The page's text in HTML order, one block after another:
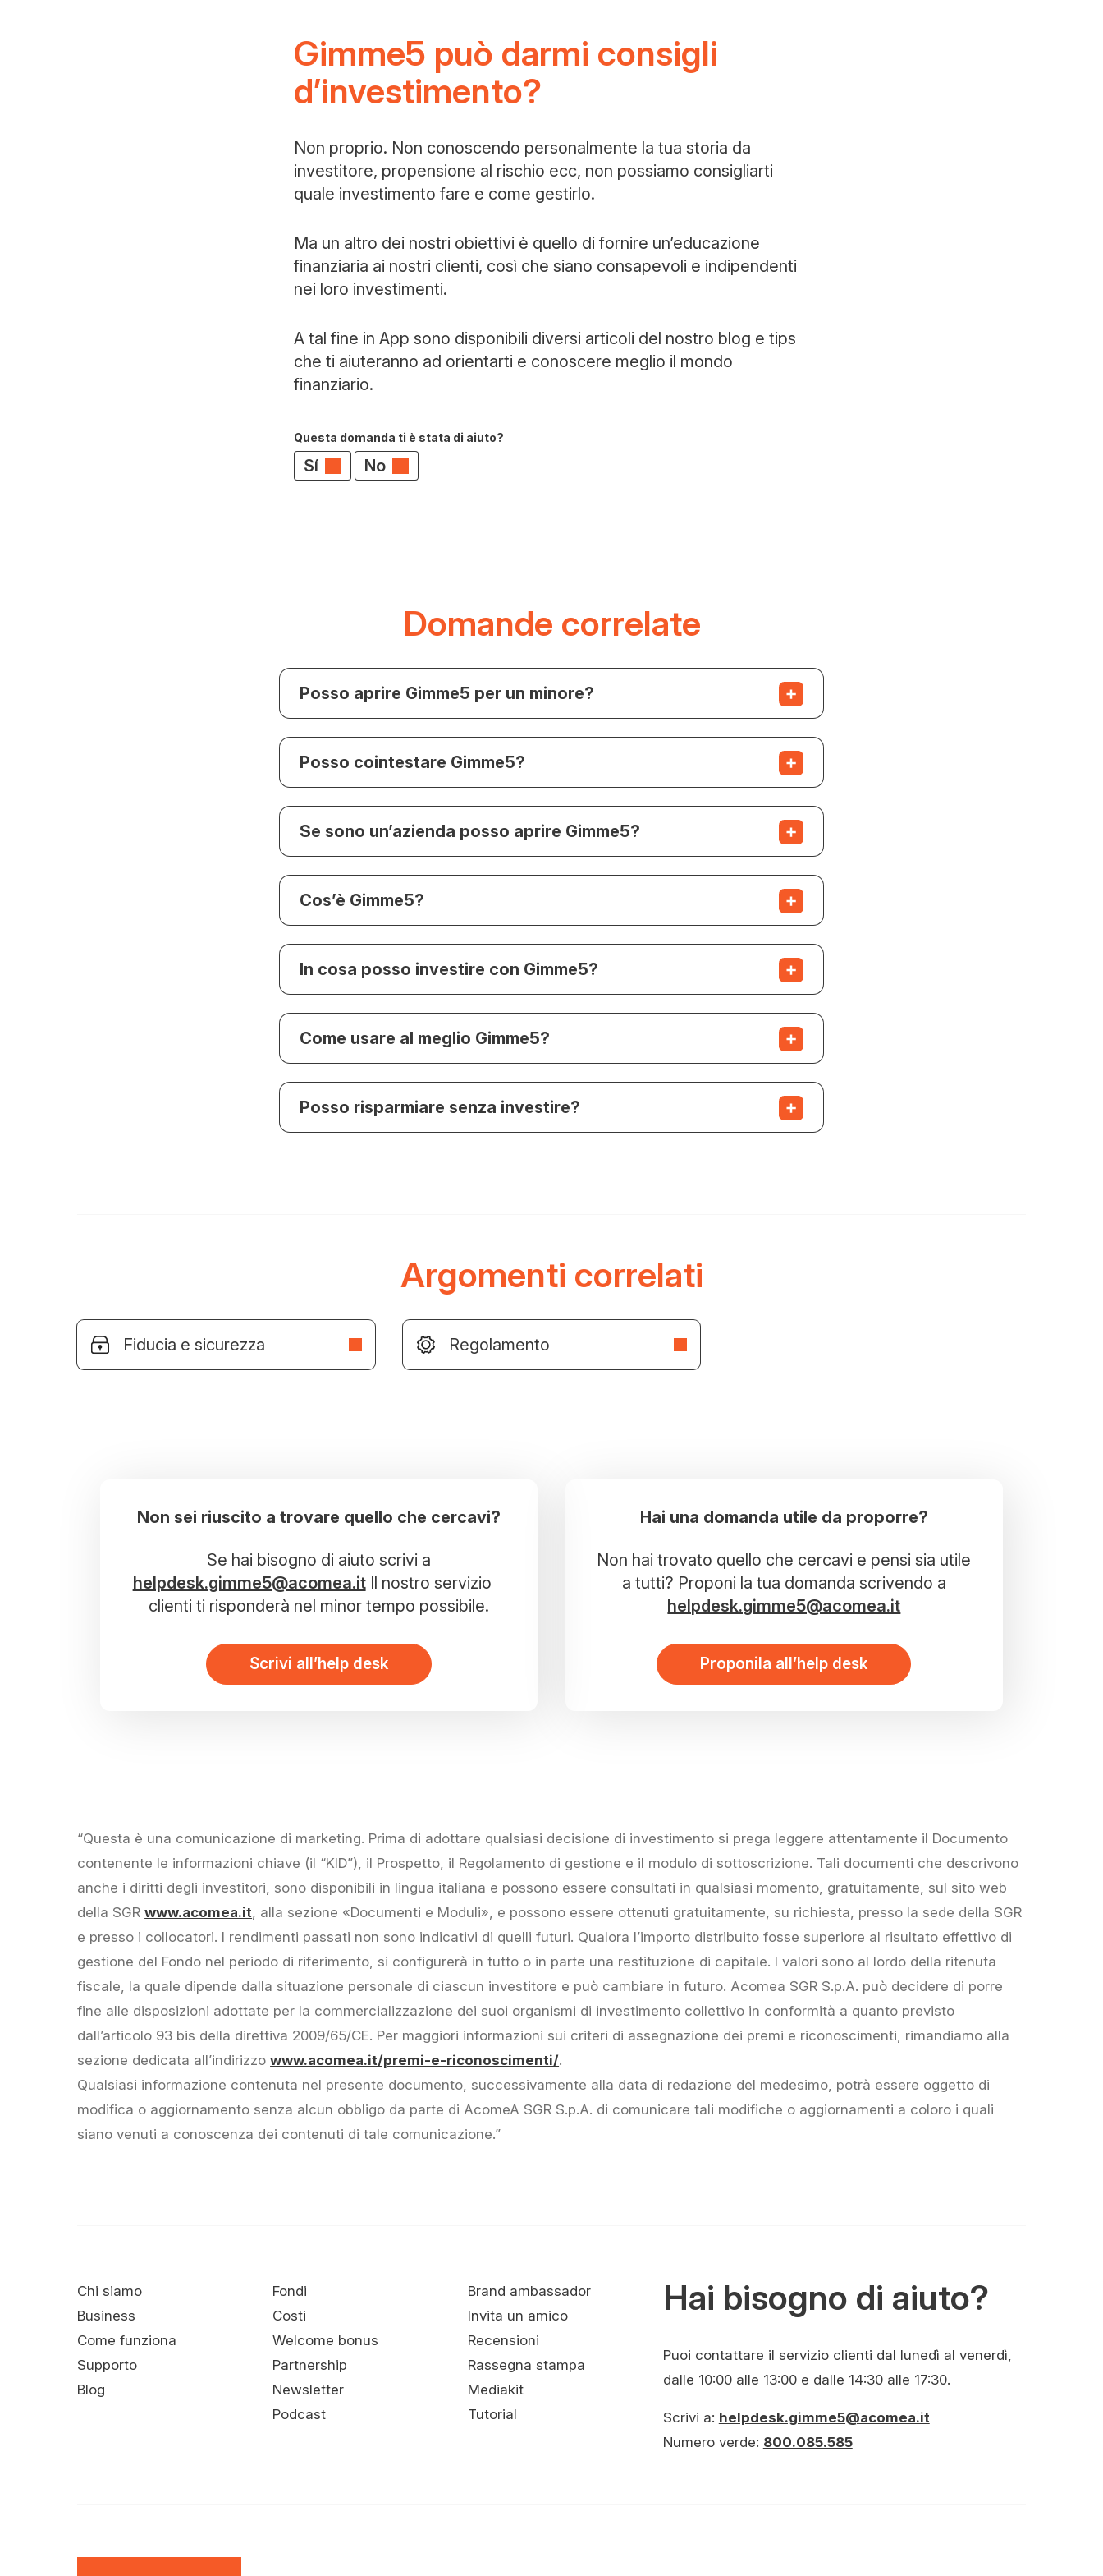
Gimme5 può darmi consigli
d’investimento?
Non proprio. Non conoscendo personalmente la tua storia da
investitore, propensione al rischio ecc, non possiamo consigliarti
quale investimento fare e come gestirlo.
Ma un altro dei nostri obiettivi è quello di fornire un’educazione
finanziaria ai nostri clienti, così che siano consapevoli e indipendenti
nei loro investimenti.
A tal fine in App sono disponibili diversi articoli del nostro blog e tips
che ti aiuteranno ad orientarti e conoscere meglio il mondo
finanziario.
Questa domanda ti è stata di aiuto?
Sí No
Domande correlate
Posso aprire Gimme5 per un minore?
Posso cointestare Gimme5?
Se sono un’azienda posso aprire Gimme5?
Cos’è Gimme5?
In cosa posso investire con Gimme5?
Come usare al meglio Gimme5?
Posso risparmiare senza investire?
Argomenti correlati
Fiducia e sicurezza Regolamento
Non sei riuscito a trovare quello che cercavi?
Se hai bisogno di aiuto scrivi a
helpdesk.gimme5@acomea.itIl nostro servizio
clienti ti risponderà nel minor tempo possibile.
Scrivi all’help desk
Hai una domanda utile da proporre?
Non hai trovato quello che cercavi e pensi sia utile
a tutti? Proponi la tua domanda scrivendo a
helpdesk.gimme5@acomea.it
Proponila all’help desk
“Questa è una comunicazione di marketing. Prima di adottare qualsiasi decisione di investimento si prega leggere attentamente il Documento
contenente le informazioni chiave (il “KID”), il Prospetto, il Regolamento di gestione e il modulo di sottoscrizione. Tali documenti che descrivono
anche i diritti degli investitori, sono disponibili in lingua italiana e possono essere consultati in qualsiasi momento, gratuitamente, sul sito web
della SGRwww.acomea.it , alla sezione «Documenti e Moduli», e possono essere ottenuti gratuitamente, su richiesta, presso la sede della SGR
e presso i collocatori. I rendimenti passati non sono indicativi di quelli futuri. Qualora l’importo distribuito fosse superiore al risultato effettivo di
gestione del Fondo nel periodo di riferimento, si configurerà in tutto o in parte una restituzione di capitale. I valori sono al lordo della ritenuta
fiscale, la quale dipende dalla situazione personale di ciascun investitore e può cambiare in futuro. Acomea SGR S.p.A. può decidere di porre
fine alle disposizioni adottate per la commercializzazione dei suoi organismi di investimento collettivo in conformità a quanto previsto
dall’articolo 93 bis della direttiva 2009/65/CE. Per maggiori informazioni sui criteri di assegnazione dei premi e riconoscimenti, rimandiamo alla
sezione dedicata all’indirizzowww.acomea.it/premi-e-riconoscimenti/.
Qualsiasi informazione contenuta nel presente documento, successivamente alla data di redazione del medesimo, potrà essere oggetto di
modifica o aggiornamento senza alcun obbligo da parte di AcomeA SGR S.p.A. di comunicare tali modifiche o aggiornamenti a coloro i quali
siano venuti a conoscenza dei contenuti di tale comunicazione.”
Chi siamo
Business
Come funziona
Supporto
Blog
Fondi
Costi
Welcome bonus
Partnership
Newsletter
Podcast
Brand ambassador
Invita un amico
Recensioni
Rassegna stampa
Mediakit
Tutorial
Hai bisogno di aiuto?
Puoi contattare il servizio clienti dal lunedì al venerdì,
dalle 10:00 alle 13:00 e dalle 14:30 alle 17:30.
Scrivi a: helpdesk.gimme5@acomea.it
Numero verde: 800.085.585